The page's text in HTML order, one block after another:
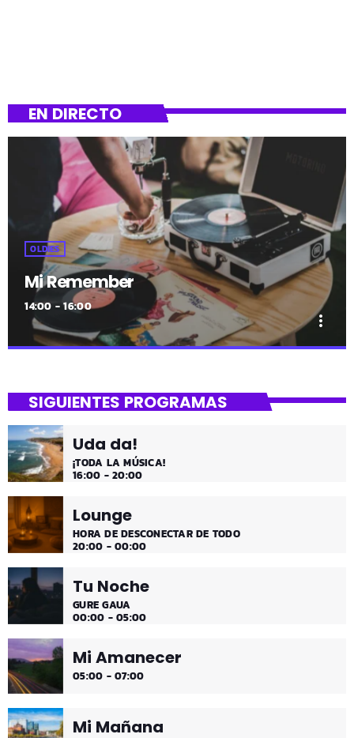
EN DIRECTO
OLDIES
Mi Remember
14:00 - 16:00
more_vert
Las décadas de lo 50, 60. 70 y 80 los medios días y
comienzo de tarde de los fines de semana, de 2 a 4.
¡Disfruta!
SIGUIENTES PROGRAMAS
Uda da!
¡TODA LA MÚSICA!
16:00 - 20:00
Lounge
HORA DE DESCONECTAR DE TODO
20:00 - 00:00
Tu Noche
GURE GAUA
00:00 - 05:00
Mi Amanecer
05:00 - 07:00
Mi Mañana